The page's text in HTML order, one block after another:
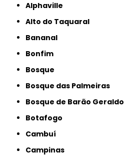
Alphaville
Alto do Taquaral
Bananal
Bonfim
Bosque
Bosque das Palmeiras
Bosque de Barão Geraldo
Botafogo
Cambuí
Campinas